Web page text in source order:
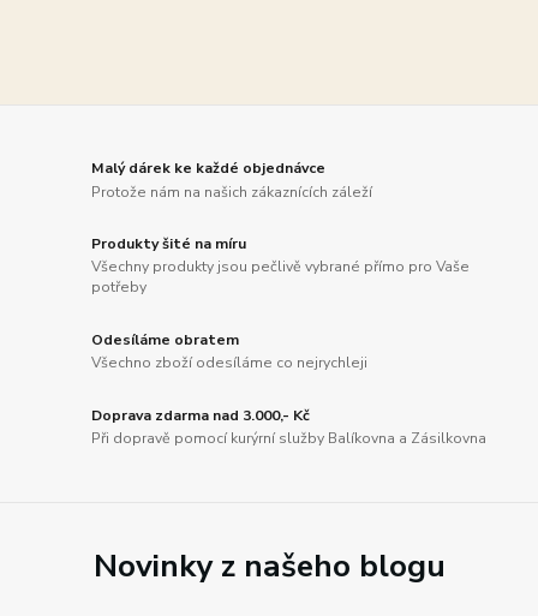
Malý dárek ke každé objednávce
Protože nám na našich zákaznících záleží
Produkty šité na míru
Všechny produkty jsou pečlivě vybrané přímo pro Vaše
potřeby
Odesíláme obratem
Všechno zboží odesíláme co nejrychleji
Doprava zdarma nad 3.000,- Kč
Při dopravě pomocí kurýrní služby Balíkovna a Zásilkovna
Novinky z našeho blogu